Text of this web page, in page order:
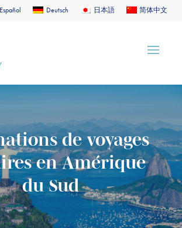
Español Deutsch 日本語 简体中文
de voyages
en Amérique
du Sud